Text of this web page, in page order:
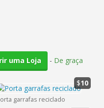
uma Loja - De graça
garrafas reciclado
$10